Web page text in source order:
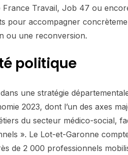
France Travail, Job 47 ou
pour accompagner
ou une reconversion.
politique
une stratégie
2023, dont l’un des axes
du secteur médico-social,
». Le Lot-et-Garonne
de 2 000 professionnels